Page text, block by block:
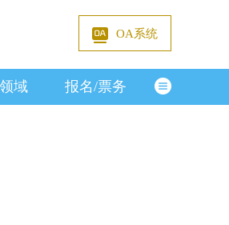
OA系统
域 报名/票务